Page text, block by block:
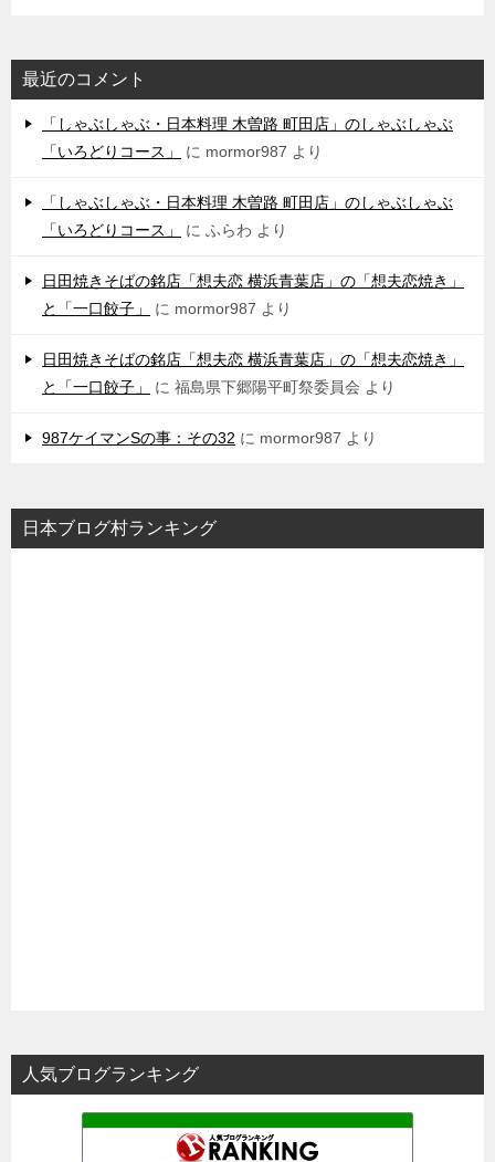
最近のコメント
「しゃぶしゃぶ・日本料理 木曽路 町田店」のしゃぶしゃぶ
「いろどりコース」
に mormor987 より
「しゃぶしゃぶ・日本料理 木曽路 町田店」のしゃぶしゃぶ
「いろどりコース」
に ふらわ より
日田焼きそばの銘店「想夫恋 横浜青葉店」の「想夫恋焼き」
と「一口餃子」
に mormor987 より
日田焼きそばの銘店「想夫恋 横浜青葉店」の「想夫恋焼き」
と「一口餃子」
に 福島県下郷陽平町祭委員会 より
987ケイマンSの事：その32 に mormor987 より
日本ブログ村ランキング
人気ブログランキング